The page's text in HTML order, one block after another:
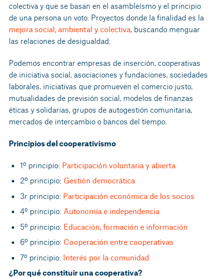
colectiva y que se basan en el asambleísmo y el principio
de una persona un voto. Proyectos donde la finalidad es la
mejora social, ambiental y colectiva , buscando menguar
las relaciones de desigualdad.
Podemos encontrar empresas de inserción, cooperativas
de iniciativa social, asociaciones y fundaciones, sociedades
laborales, iniciativas que promueven el comercio justo,
mutualidades de previsión social, modelos de finanzas
éticas y solidarias, grupos de autogestión comunitaria,
mercados de intercambio o bancos del tiempo.
Principios del cooperativismo
1º principio: Participación voluntaria y abierta
2º principio: Gestión democrática
3r principio: Participación económica de los socios
4º principio: Autonomía e independencia
5º principio: Educación, formación e información
6º principio: Cooperación entre cooperativas
7º principio: Interés por la comunidad
¿Por qué constituir una cooperativa?